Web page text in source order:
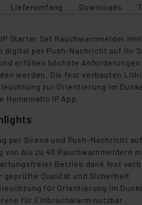
Lieferumfang Downloads
IP Starter Set Rauchwarnmelder
digital per Push-Nachricht auf Ihr
erfüllen höchste
werden. Die fest verbauten
zur Orientierung im
Homematic IP App.
per Sirene und Push-Nachricht
von bis zu 40 Rauchwarnmeldern
Betrieb dank fest
geprüfte Qualität und Sicherheit
für Orientierung im
für Einbruchalarm nutzbar